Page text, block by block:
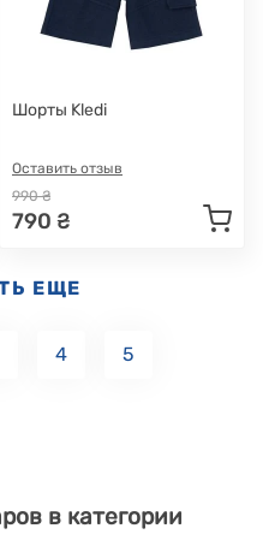
Шорты Kledi
Оставить отзыв
990 ₴
790 ₴
ЕЩЕ
4 5
в категории